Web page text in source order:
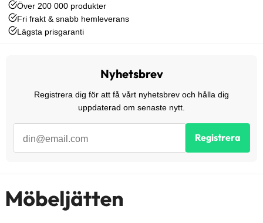
Över 200 000 produkter
Fri frakt & snabb hemleverans
Lägsta prisgaranti
Nyhetsbrev
Registrera dig för att få vårt nyhetsbrev och hålla dig
uppdaterad om senaste nytt.
Registrera